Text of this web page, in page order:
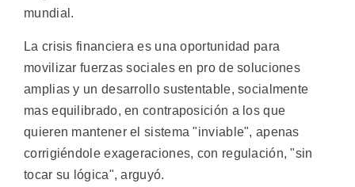
mundial.
La crisis financiera es una oportunidad para
movilizar fuerzas sociales en pro de soluciones
amplias y un desarrollo sustentable, socialmente
mas equilibrado, en contraposición a los que
quieren mantener el sistema "inviable", apenas
corrigiéndole exageraciones, con regulación, "sin
tocar su lógica", arguyó.